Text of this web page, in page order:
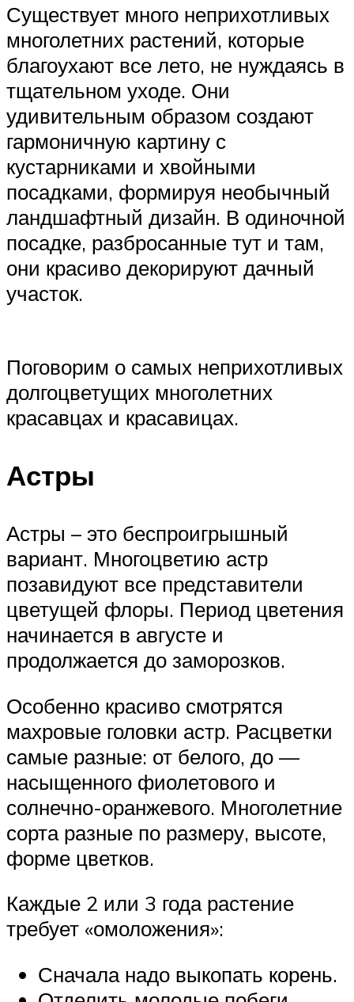
Существует много неприхотливых
многолетних растений, которые
благоухают все лето, не нуждаясь в
тщательном уходе. Они
удивительным образом создают
гармоничную картину с
кустарниками и хвойными
посадками, формируя необычный
ландшафтный дизайн. В одиночной
посадке, разбросанные тут и там,
они красиво декорируют дачный
участок.
Поговорим о самых неприхотливых
долгоцветущих многолетних
красавцах и красавицах.
Астры
Астры – это беспроигрышный
вариант. Многоцветию астр
позавидуют все представители
цветущей флоры. Период цветения
начинается в августе и
продолжается до заморозков.
Особенно красиво смотрятся
махровые головки астр. Расцветки
самые разные: от белого, до —
насыщенного фиолетового и
солнечно-оранжевого. Многолетние
сорта разные по размеру, высоте,
форме цветков.
Каждые 2 или 3 года растение
требует «омоложения»:
Сначала надо выкопать корень.